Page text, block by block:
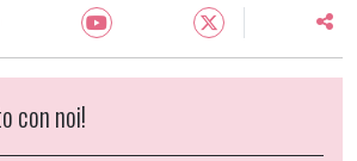
con noi!